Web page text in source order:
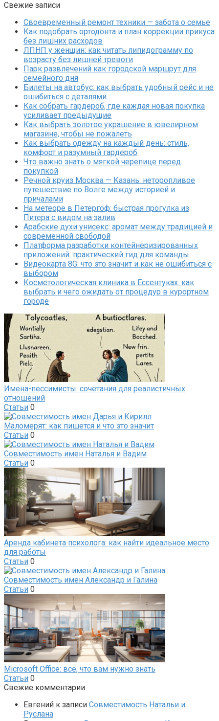
Свежие записи
Своевременный ремонт техники — забота о семье
Как подобрать ортодонта и план коррекции прикуса
без лишних расходов
ЛПНП у женщин: как читать липидограмму по
возрасту без лишней тревоги
Парк развлечений как городской маршрут для
семейного дня
Билеты на автобус: как выбрать удобный рейс и не
ошибиться с деталями
Как собрать гардероб, где каждая новая покупка
усиливает предыдущие
Как выбрать золотое украшение в ювелирном
магазине, чтобы не пожалеть
Как выбрать одежду на каждый день: стиль,
комфорт и разумный гардероб
Что важно знать о мягкой черепице перед
покупкой
Речной круиз Москва — Казань: неторопливое
путешествие по Волге между историей и
причалами
На метеоре в Петергоф: быстрая прогулка из
Питера с видом на залив
Арабские духи унисекс: аромат между традицией и
современной свободой
Платформа разработки контейнеризированных
приложений: практический гид для команды
Видеокарта 8G: что это значит и как не ошибиться с
выбором
Косметологическая клиника в Ессентуках: как
выбрать и чего ожидать от процедур в курортном
городе
Имена-пессимисты: сочетания для реалистичных
отношений
Статьи 0
Маломерят: как пишется и что это значит
Статьи 0
Совместимость имен Наталья и Вадим
Статьи 0
Аренда кабинета психолога: как найти идеальное место
для работы
Статьи 0
Совместимость имен Александр и Галина
Статьи 0
Microsoft Office: все, что вам нужно знать
Статьи 0
Свежие комментарии
Евгений к записи Совместимость Натальи и
Руслана